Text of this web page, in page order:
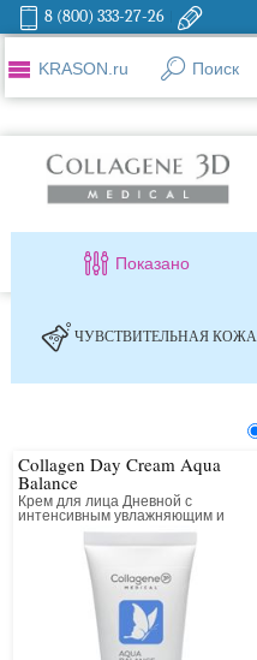
8 (800) 333-27-26
KRASON.ru Поиск
Показано
ЧУВСТВИТЕЛЬНАЯ КОЖА
Collagen Day Cream Aqua
Balance
Крем для лица Дневной с
интенсивным увлажняющим и
лифтинг действием